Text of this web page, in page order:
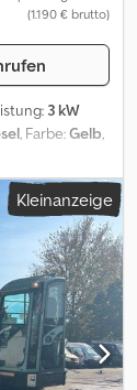
(1.190 € brutto)
3 kW
, Farbe:Gelb,
Hatz
Änderungen,
Sw Sofx
Kleinanzeige